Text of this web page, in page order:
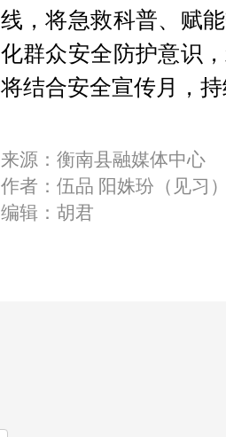
线，将急救科普、赋
化群众安全防护意识
将结合安全宣传月，
来源：衡南县融媒体中心
作者：伍品 阳姝玢（见习
编辑：胡君